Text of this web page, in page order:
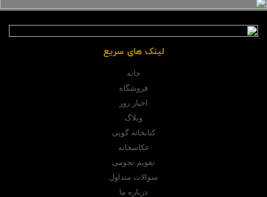
لینک های سریع
خانه
فروشگاه
اخبار روز
وبلاگ
کتابخانه گوپی
عکاسخانه
تقویم نجومی
سوالات متداول
درباره ما